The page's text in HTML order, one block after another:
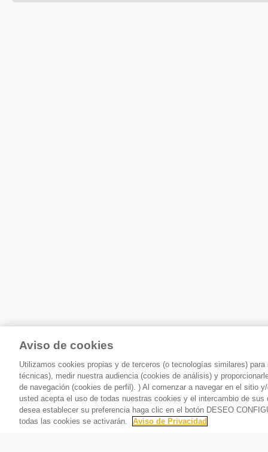
Aviso de cookies
Utilizamos cookies propias y de terceros (o tecnologías similares)
técnicas), medir nuestra audiencia (cookies de análisis) y
de navegación (cookies de perfil). ) Al comenzar a navegar en el sitio
usted acepta el uso de todas nuestras cookies y el intercambio de
desea establecer su preferencia haga clic en el botón DESEO
todas las cookies se activarán.
Aviso de Privacidad